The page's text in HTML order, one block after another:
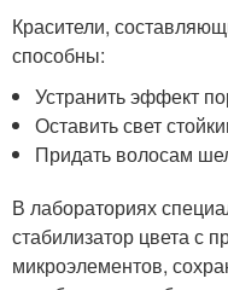
Красители,
способны:
Устранить эффект
Оставить свет
Придать волосам
В лабораториях
стабилизатор цвета с
микроэлементов,